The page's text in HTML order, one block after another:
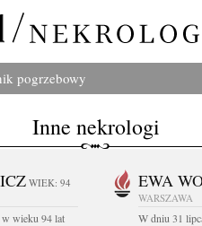
pogrzebowy
Inne nekrologi
WIEK: 94
w wieku 94 lat
EWA
WARSZAWA
W dniu 31